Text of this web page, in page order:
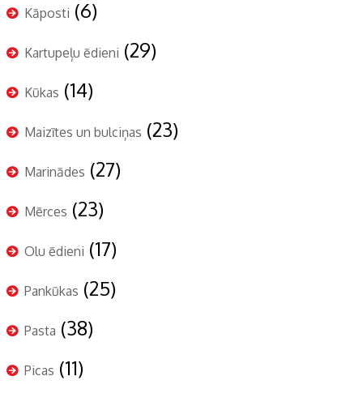
Kāposti (6)
Kartupeļu ēdieni (29)
Kūkas (14)
Maizītes un bulciņas (23)
Marinādes (27)
Mērces (23)
Olu ēdieni (17)
Pankūkas (25)
Pasta (38)
Picas (11)